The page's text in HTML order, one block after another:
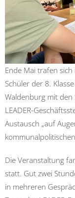
Ende Mai trafen
Schüler der 8.
Waldenburg mit
LEADER-
Austausch „auf
Die Veranstaltung
statt. Gut zwei
in mehreren